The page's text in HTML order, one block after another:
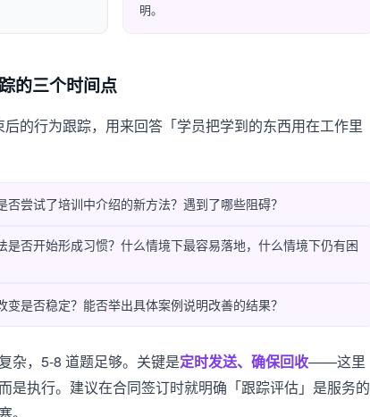
明。
的三个时间点
的行为跟踪，用来回答「学员把学到的东西用在工作里
否尝试了培训中介绍的新方法？遇到了哪些阻碍？
是否开始形成习惯？什么情境下最容易落地，什么情境下仍有困
变是否稳定？能否举出具体案例说明改善的结果？
杂，5-8 道题足够。关键是定时发送、确保回收——这里
是执行。建议在合同签订时就明确「跟踪评估」是服务的